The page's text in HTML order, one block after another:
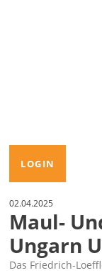
LOGIN
02.04.2025
Maul-
Ungarn
Das Friedrich-